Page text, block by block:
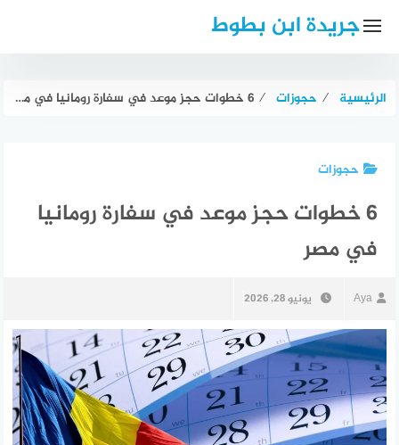
جريدة ابن بطوط
الرئيسية ⁄ حجوزات ⁄ 6 خطوات حجز موعد في سفارة رومانيا في مصر
حجوزات
6 خطوات حجز موعد في سفارة رومانيا
في مصر
Aya يونيو 28, 2026